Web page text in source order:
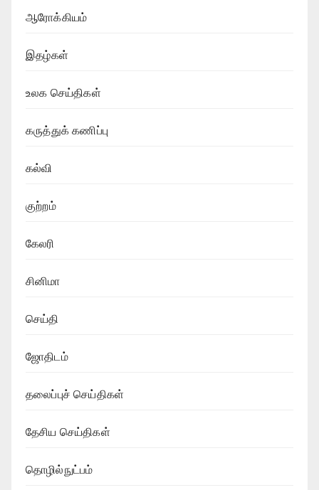
ஆரோக்கியம்
இதழ்கள்
உலக செய்திகள்
கருத்துக் கணிப்பு
கல்வி
குற்றம்
கேலரி
சினிமா
செய்தி
ஜோதிடம்
தலைப்புச் செய்திகள்
தேசிய செய்திகள்
தொழில்நுட்பம்